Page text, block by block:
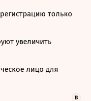
только
увеличить
лицо для